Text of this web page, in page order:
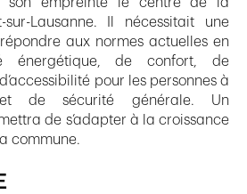
Lausanne. Il nécessitait une
aux normes actuelles en
énergétique, de confort, de
pour les personnes à
de sécurité générale. Un
de s’adapter à la croissance
commune.